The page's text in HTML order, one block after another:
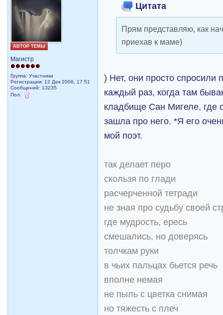
АВТОР ТЕМЫ
Магистр
Группа: Участники
Регистрация: 12 Дек 2006, 17:51
Сообщений: 13235
Пол:
Цитата
Прям представляю, как
приехав к маме)
) Нет, они просто спросили
каждый раз, когда там
кладбище Сан Мигеле, где
зашла про него. *Я его
мой поэт.
так делает перо
скользя по глади
расчерченной тетради
не зная про судьбу своей
где мудрость, ересь
смешались, но доверясь
толчкам руки
в чьих пальцах бьется речь
вполне немая
не пыль с цветка снимая
но тяжесть с плеч